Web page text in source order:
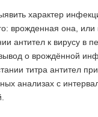
характер
врожденная она, или
антител к вирусу в
о врождённой
титра антител
анализах с